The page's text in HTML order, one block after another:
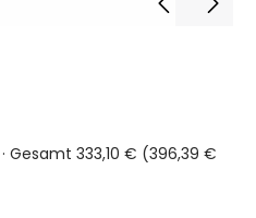
· Gesamt 333,10 € (396,39 €